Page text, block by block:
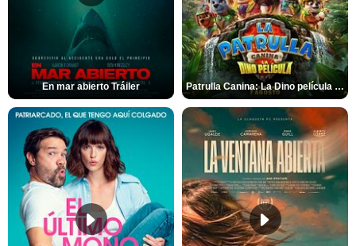
En mar abierto Tráiler Patrulla Canina: La Dino película Tráiler VO